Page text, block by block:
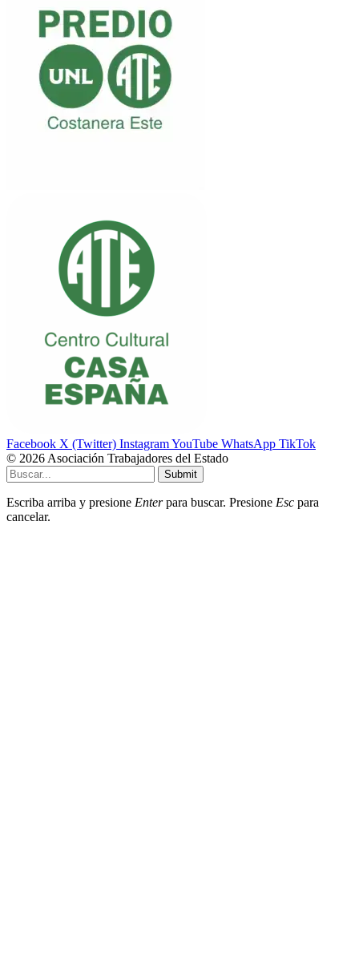
Facebook X (Twitter) InstagramYouTube WhatsApp TikTok
© 2026 Asociación Trabajadores del Estado
Submit
Escriba arriba y presione Enterpara buscar. Presione Esc para
cancelar.